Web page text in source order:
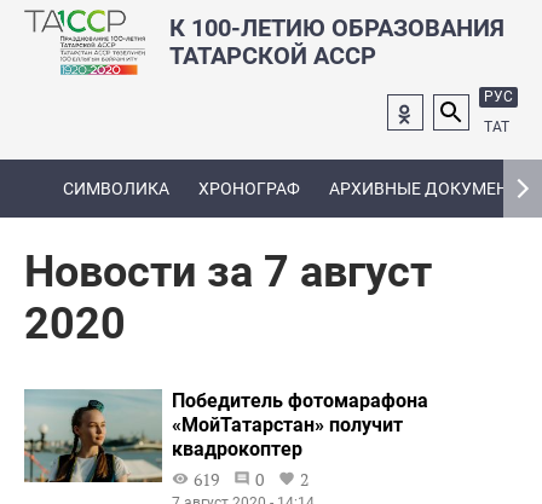
К 100-ЛЕТИЮ ОБРАЗОВАНИЯ
ТАТАРСКОЙ АССР
РУС
ТАТ
СИМВОЛИКА ХРОНОГРАФ АРХИВНЫЕ ДОКУМЕНТЫ
Новости за 7 август
2020
Победитель фотомарафона
«МойТатарстан» получит
квадрокоптер
619
0 2